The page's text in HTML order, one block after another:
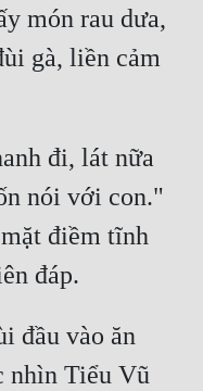
món rau dưa,
gà, liền cảm
đi, lát nữa
nói với con."
điềm tĩnh
đầu vào ăn
nhìn Tiểu Vũ